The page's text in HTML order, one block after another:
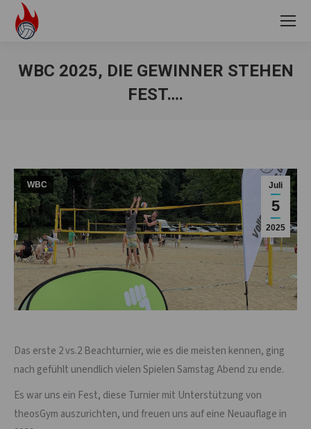
WBC 2025, DIE GEWINNER STEHEN
FEST….
Juli
5
2025
WBC
Das erste 2 vs.2 Beachturnier, wie es die meisten kennen, ging
nach gefühlt unendlich vielen Spielen Samstag Abend zu ende.
Es war uns ein Fest, diese Turnier mit Unterstützung von
theosGym auszurichten, und freuen uns auf eine Neuauflage in